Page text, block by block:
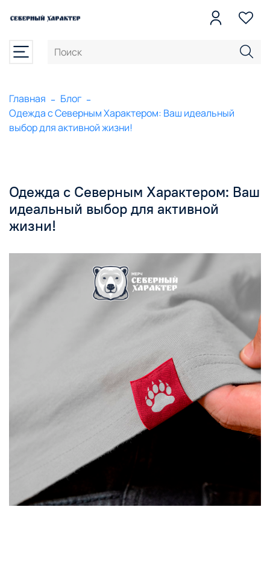
Главная
Блог
Одежда с Северным Характером: Ваш идеальный
выбор для активной жизни!
Одежда с Северным Характером: Ваш
идеальный выбор для активной
жизни!